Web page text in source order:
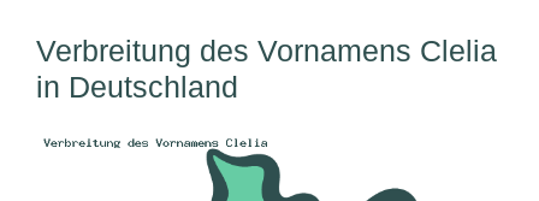
Verbreitung des Vornamens Clelia
in Deutschland